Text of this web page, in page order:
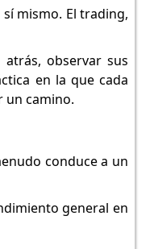
mismo. El trading,
observar sus
en la que cada
un camino.
conduce a un
general en